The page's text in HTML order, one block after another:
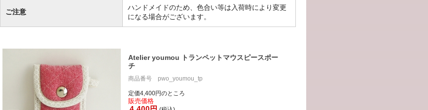
ご注意
ハンドメイドのため、色合い等は入荷時により変更
になる場合がございます。
Atelier youmou トランペットマウスピースポー
チ
商品番号 pwo_youmou_tp
定価4,400円のところ
販売価格